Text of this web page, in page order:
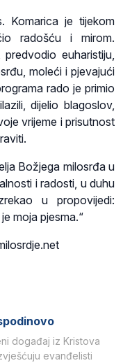
Komarica je tijekom
radošću i mirom.
euharistiju,
moleći i pjevajući
rado je primio
dijelio blagoslov,
vrijeme i prisutnost
Božjega milosrđa u
i radosti, u duhu
u propovijedi:
moja pjesma.“
događaj iz Kristova
evanđelisti